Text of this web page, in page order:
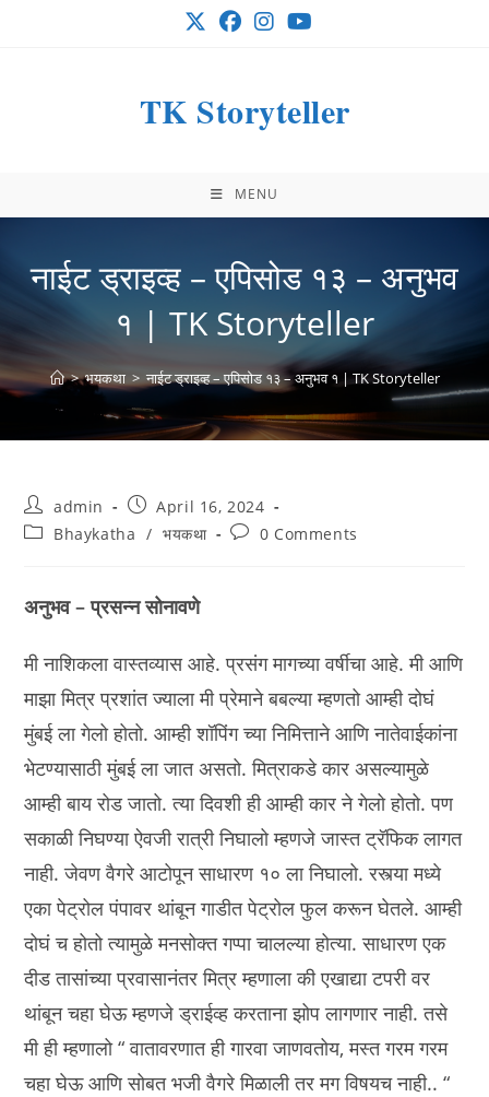
TK Storyteller
MENU
नाईट ड्राइव्ह – एपिसोड १३ – अनुभव
१ | TK Storyteller
> भयकथा > नाईट ड्राइव्ह – एपिसोड १३ – अनुभव १ | TK Storyteller
Post
author:
admin
Post
published:
April 16, 2024
PostBhaykatha / भयकथा
Post0 Comments
अनुभव – प्रसन्न सोनावणे
मी नाशिकला वास्तव्यास आहे. प्रसंग मागच्या वर्षीचा आहे. मी आणि
माझा मित्र प्रशांत ज्याला मी प्रेमाने बबल्या म्हणतो आम्ही दोघं
मुंबई ला गेलो होतो. आम्ही शॉपिंग च्या निमित्ताने आणि नातेवाईकांना
भेटण्यासाठी मुंबई ला जात असतो. मित्राकडे कार असल्यामुळे
आम्ही बाय रोड जातो. त्या दिवशी ही आम्ही कार ने गेलो होतो. पण
सकाळी निघण्या ऐवजी रात्री निघालो म्हणजे जास्त ट्रॅफिक लागत
नाही. जेवण वैगरे आटोपून साधारण १० ला निघालो. रस्त्या मध्ये
एका पेट्रोल पंपावर थांबून गाडीत पेट्रोल फुल करून घेतले. आम्ही
दोघं च होतो त्यामुळे मनसोक्त गप्पा चालल्या होत्या. साधारण एक
दीड तासांच्या प्रवासानंतर मित्र म्हणाला की एखाद्या टपरी वर
थांबून चहा घेऊ म्हणजे ड्राईव्ह करताना झोप लागणार नाही. तसे
मी ही म्हणालो “ वातावरणात ही गारवा जाणवतोय, मस्त गरम गरम
चहा घेऊ आणि सोबत भजी वैगरे मिळाली तर मग विषयच नाही.. “